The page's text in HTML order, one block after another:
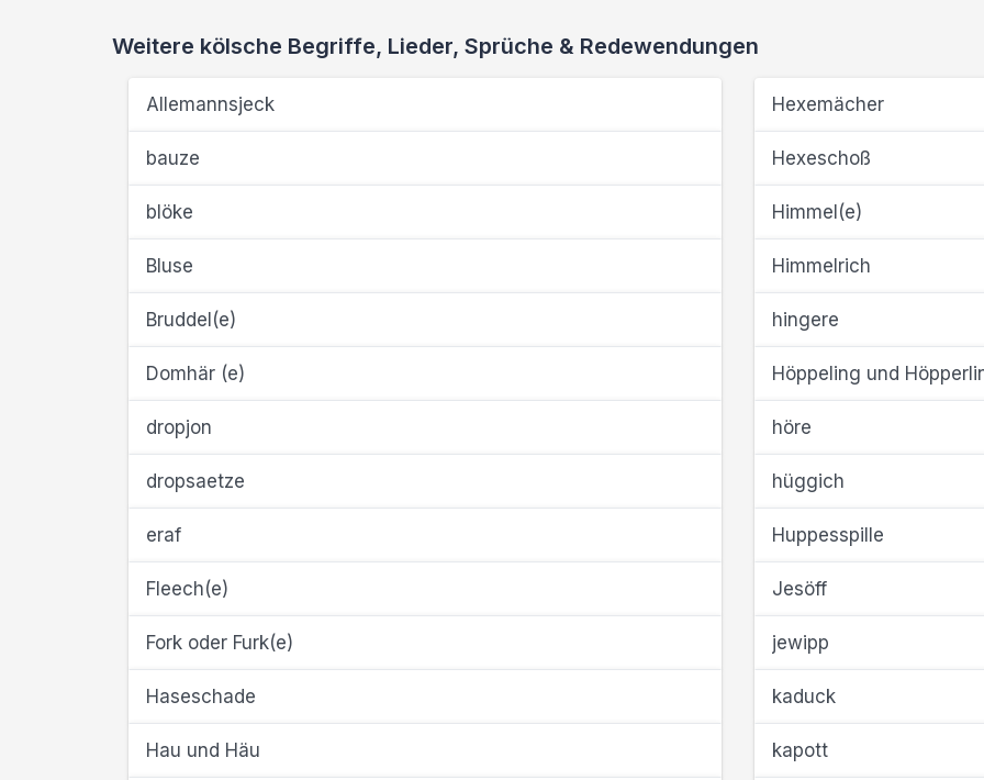
Weitere kölsche Begriffe, Lieder, Sprüche & Redewendungen
Allemannsjeck
bauze
blöke
Bluse
Bruddel(e)
Domhär (e)
dropjon
dropsaetze
eraf
Fleech(e)
Fork oder Furk(e)
Haseschade
Hau und Häu
Hexemächer
Hexeschoß
Himmel(e)
Himmelrich
hingere
Höppeling und
höre
hüggich
Huppesspille
Jesöff
jewipp
kaduck
kapott